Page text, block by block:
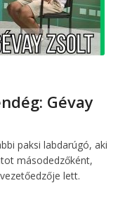
Gévay
paksi labdarúgó, aki
másodedzőként,
lett.